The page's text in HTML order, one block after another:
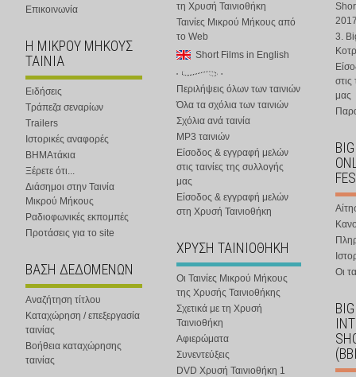
Επικοινωνία
Η ΜΙΚΡΟΥ ΜΗΚΟΥΣ
ΤΑΙΝΙΑ
Ειδήσεις
Τράπεζα σεναρίων
Trailers
Ιστορικές αναφορές
ΒΗΜΑτάκια
Ξέρετε ότι...
Διάσημοι στην Ταινία
Μικρού Μήκους
Ραδιοφωνικές εκπομπές
Προτάσεις για το site
ΒΑΣΗ ΔΕΔΟΜΕΝΩΝ
Αναζήτηση τίτλου
Καταχώρηση / επεξεργασία
ταινίας
Βοήθεια καταχώρησης
ταινίας
τη Χρυσή Ταινιοθήκη
Ταινίες Μικρού Μήκους από
το Web
Short Films in English
Περιλήψεις όλων των ταινιών
Όλα τα σχόλια των ταινιών
Σχόλια ανά ταινία
MP3 ταινιών
Είσοδος & εγγραφή μελών
στις ταινίες της συλλογής
μας
Είσοδος & εγγραφή μελών
στη Χρυσή Ταινιοθήκη
ΧΡΥΣΗ ΤΑΙΝΙΟΘΗΚΗ
Οι Ταινίες Μικρού Μήκους
της Χρυσής Ταινιοθήκης
Σχετικά με τη Χρυσή
Ταινιοθήκη
Αφιερώματα
Συνεντεύξεις
DVD Χρυσή Ταινιοθήκη 1
3.
στις
μας
Οι